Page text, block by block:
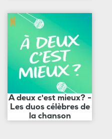
A deux c'est mieux? -
Les duos célèbres de
la chanson